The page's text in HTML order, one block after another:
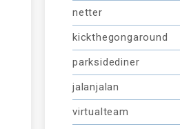
netter
kickthegongaround
parksidediner
jalanjalan
virtualteam